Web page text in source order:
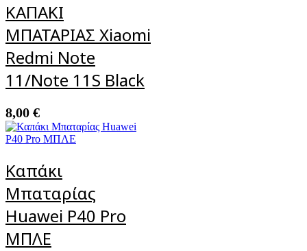
ΚΑΠΑΚΙ
ΜΠΑΤΑΡΙΑΣ Xiaomi
Redmi Note
11/Note 11S Black
8,00 €
Καπάκι
Μπαταρίας
Huawei P40 Pro
ΜΠΛΕ